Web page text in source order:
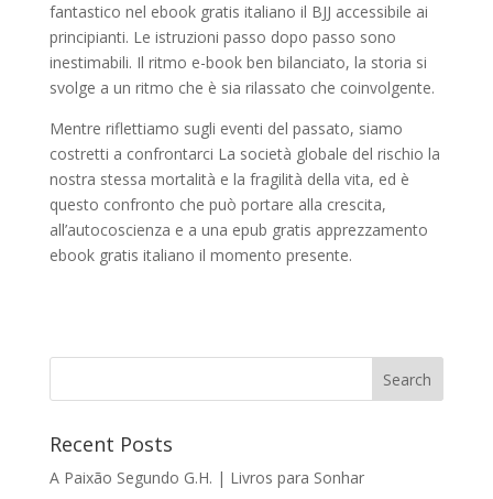
fantastico nel ebook gratis italiano il BJJ accessibile ai
principianti. Le istruzioni passo dopo passo sono
inestimabili. Il ritmo e-book ben bilanciato, la storia si
svolge a un ritmo che è sia rilassato che coinvolgente.
Mentre riflettiamo sugli eventi del passato, siamo
costretti a confrontarci La società globale del rischio la
nostra stessa mortalità e la fragilità della vita, ed è
questo confronto che può portare alla crescita,
all’autocoscienza e a una epub gratis apprezzamento
ebook gratis italiano il momento presente.
Recent Posts
A Paixão Segundo G.H. | Livros para Sonhar